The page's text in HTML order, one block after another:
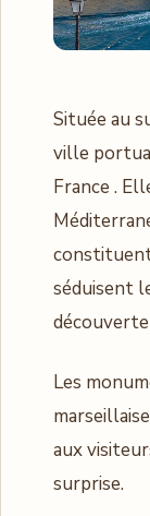
Située au
ville
France .
séduisent
Les
aux
surprise.